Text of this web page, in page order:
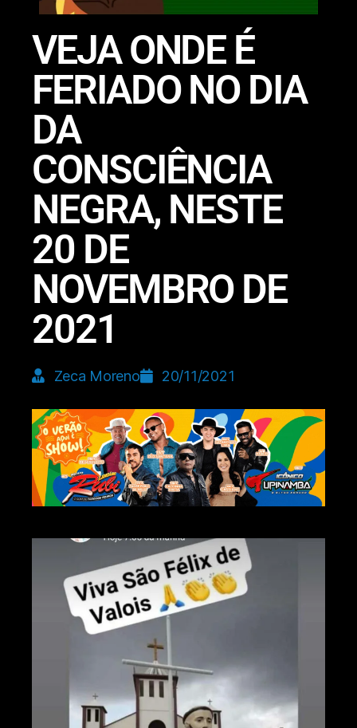
VEJA ONDE É
FERIADO NO DIA
DA
CONSCIÊNCIA
NEGRA, NESTE
20 DE
NOVEMBRO DE
2021
Zeca Moreno 20/11/2021